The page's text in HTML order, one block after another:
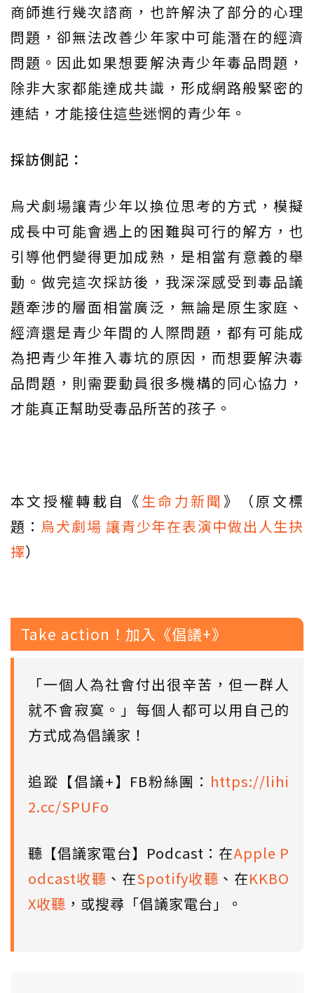
商師進行幾次諮商，也許解決了部分的心理
問題，卻無法改善少年家中可能潛在的經濟
問題。因此如果想要解決青少年毒品問題，
除非大家都能達成共識，形成網路般緊密的
連結，才能接住這些迷惘的青少年。
採訪側記：
烏犬劇場讓青少年以換位思考的方式，模擬
成長中可能會遇上的困難與可行的解方，也
引導他們變得更加成熟，是相當有意義的舉
動。做完這次採訪後，我深深感受到毒品議
題牽涉的層面相當廣泛，無論是原生家庭、
經濟還是青少年間的人際問題，都有可能成
為把青少年推入毒坑的原因，而想要解決毒
品問題，則需要動員很多機構的同心協力，
才能真正幫助受毒品所苦的孩子。
本文授權轉載自《 生命力新聞 》（原文標
題： 烏犬劇場 讓青少年在表演中做出人生抉
擇）
Take action！加入《倡議+》
「一個人為社會付出很辛苦，但一群人
就不會寂寞。」每個人都可以用自己的
方式成為倡議家！
追蹤【倡議+】FB粉絲團： https://lihi
2.cc/SPUFo
聽【倡議家電台】Podcast：在Apple P
odcast收聽 、在Spotify收聽 、在KKBO
X收聽 ，或搜尋「倡議家電台」。